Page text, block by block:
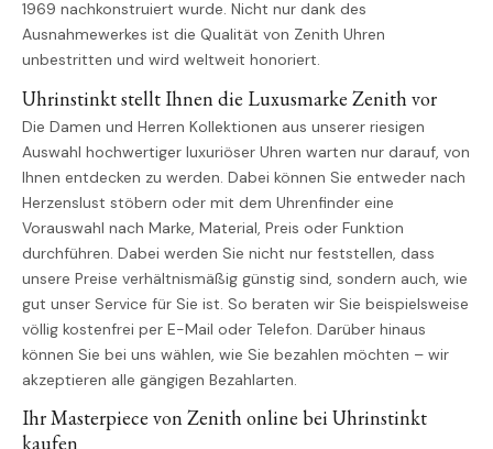
1969 nachkonstruiert wurde. Nicht nur dank des
Ausnahmewerkes ist die Qualität von Zenith Uhren
unbestritten und wird weltweit honoriert.
Uhrinstinkt stellt Ihnen die Luxusmarke Zenith vor
Die Damen und Herren Kollektionen aus unserer riesigen
Auswahl hochwertiger luxuriöser Uhren warten nur darauf, von
Ihnen entdecken zu werden. Dabei können Sie entweder nach
Herzenslust stöbern oder mit dem Uhrenfinder eine
Vorauswahl nach Marke, Material, Preis oder Funktion
durchführen. Dabei werden Sie nicht nur feststellen, dass
unsere Preise verhältnismäßig günstig sind, sondern auch, wie
gut unser Service für Sie ist. So beraten wir Sie beispielsweise
völlig kostenfrei per E-Mail oder Telefon. Darüber hinaus
können Sie bei uns wählen, wie Sie bezahlen möchten – wir
akzeptieren alle gängigen Bezahlarten.
Ihr Masterpiece von Zenith online bei Uhrinstinkt
kaufen